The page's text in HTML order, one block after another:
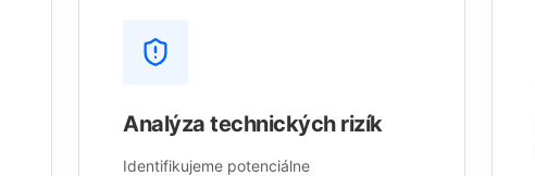
Analýza technických rizík
Identifikujeme potenciálne